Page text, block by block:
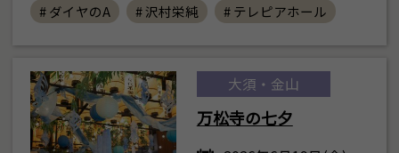
# ダイヤのA # 沢村栄純 # テレピアホール
大須・金山
万松寺の七夕